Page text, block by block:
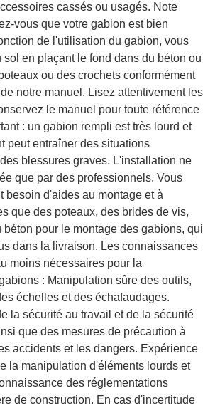
cassés ou usagés. Note
vous que votre gabion est bien
de l'utilisation du gabion, vous
sol en plaçant le fond dans du béton ou
ou des crochets conformément
notre manuel. Lisez attentivement les
le manuel pour toute référence
: un gabion rempli est très lourd et
peut entraîner des situations
blessures graves. L'installation ne
que par des professionnels. Vous
besoin d'aides au montage et à
que des poteaux, des brides de vis,
béton pour le montage des gabions, qui
dans la livraison. Les connaissances
moins nécessaires pour la
: Manipulation sûre des outils,
échelles et des échafaudages.
la sécurité au travail et de la sécurité
que des mesures de précaution à
accidents et les dangers. Expérience
la manipulation d'éléments lourds et
des réglementations
de construction. En cas d'incertitude